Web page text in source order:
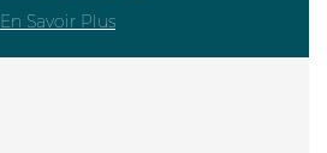
En Savoir Plus